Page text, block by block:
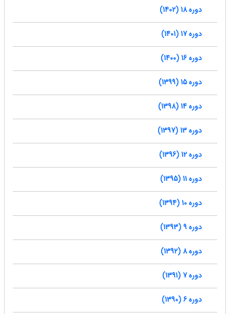
دوره 18 (1402)
دوره 17 (1401)
دوره 16 (1400)
دوره 15 (1399)
دوره 14 (1398)
دوره 13 (1397)
دوره 12 (1396)
دوره 11 (1395)
دوره 10 (1394)
دوره 9 (1393)
دوره 8 (1392)
دوره 7 (1391)
دوره 6 (1390)